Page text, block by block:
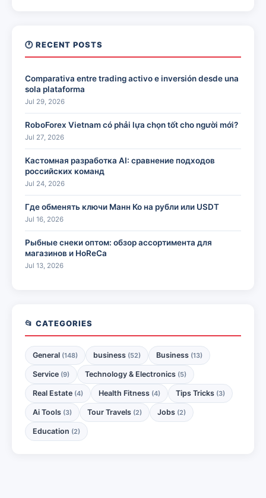
🕐 RECENT POSTS
Comparativa entre trading activo e inversión desde una
sola plataforma
Jul 29, 2026
RoboForex Vietnam có phải lựa chọn tốt cho người mới?
Jul 27, 2026
Кастомная разработка AI: сравнение подходов
российских команд
Jul 24, 2026
Где обменять ключи Манн Ко на рубли или USDT
Jul 16, 2026
Рыбные снеки оптом: обзор ассортимента для
магазинов и HoReCa
Jul 13, 2026
📂 CATEGORIES
General (148) business (52) Business (13)
Service (9) Technology & Electronics (5)
Real Estate (4) Health Fitness (4) Tips Tricks (3)
Ai Tools (3) Tour Travels (2) Jobs (2)
Education (2)